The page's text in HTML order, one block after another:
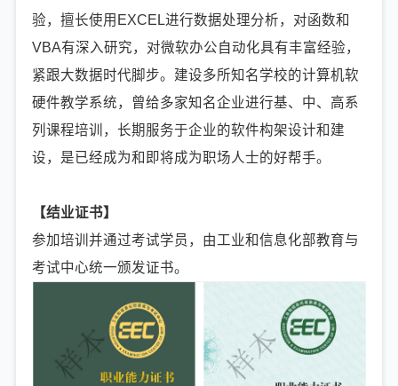
验，擅长使用EXCEL进行数据处理分析，对函数和
VBA有深入研究，对微软办公自动化具有丰富经验，
紧跟大数据时代脚步。建设多所知名学校的计算机软
硬件教学系统，曾给多家知名企业进行基、中、高系
列课程培训，长期服务于企业的软件构架设计和建
设，是已经成为和即将成为职场人士的好帮手。
【结业证书】
参加培训并通过考试学员，由工业和信息化部教育与
考试中心统一颁发证书。